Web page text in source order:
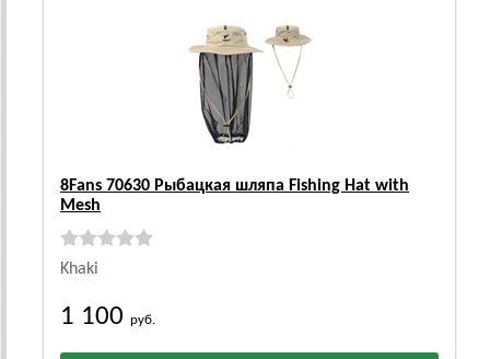
8Fans 70630 Рыбацкая шляпа Fishing Hat with
Mesh
Khaki
1 100 руб.